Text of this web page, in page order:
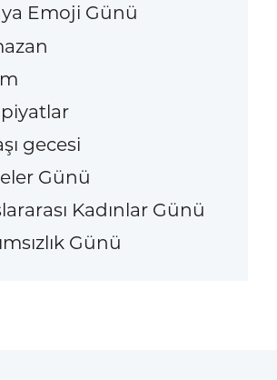
Emoji Günü
gecesi
Günü
Kadınlar Günü
Günü